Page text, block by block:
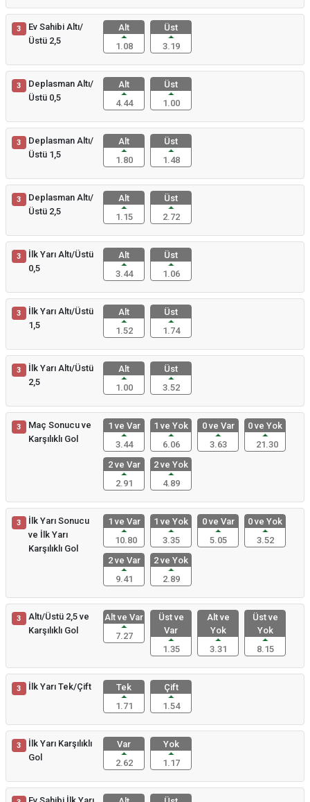
3
Ev Sahibi Altı/
Üstü 2,5
Alt
1.08
Üst
3.19
3
Deplasman Altı/
Üstü 0,5
Alt
4.44
Üst
1.00
3
Deplasman Altı/
Üstü 1,5
Alt
1.80
Üst
1.48
3
Deplasman Altı/
Üstü 2,5
Alt
1.15
Üst
2.72
3
İlk Yarı Altı/Üstü
0,5
Alt
3.44
Üst
1.06
3
İlk Yarı Altı/Üstü
1,5
Alt
1.52
Üst
1.74
3
İlk Yarı Altı/Üstü
2,5
Alt
1.00
Üst
3.52
3
Maç Sonucu ve
Karşılıklı Gol
1 ve Var
3.44
1 ve Yok
6.06
0 ve Var
3.63
0 ve Yok
21.30
2 ve Var
2.91
2 ve Yok
4.89
3
İlk Yarı Sonucu
ve İlk Yarı
Karşılıklı Gol
1 ve Var
10.80
1 ve Yok
3.35
0 ve Var
5.05
0 ve Yok
3.52
2 ve Var
9.41
2 ve Yok
2.89
3
Altı/Üstü 2,5 ve
Karşılıklı Gol
Alt ve Var
7.27
Üst ve
Var
1.35
Alt ve
Yok
3.31
Üst ve
Yok
8.15
3 İlk Yarı Tek/Çift
Tek
1.71
Çift
1.54
3
İlk Yarı Karşılıklı
Gol
Var
2.62
Yok
1.17